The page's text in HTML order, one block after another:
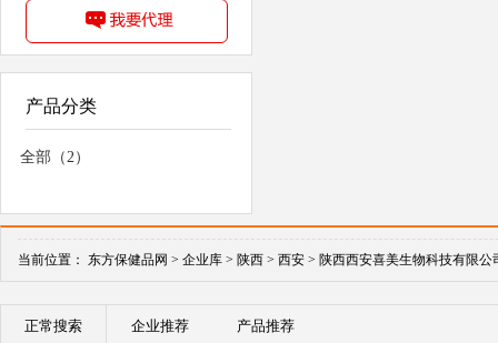
产品分类
全部（2）
当前位置： 东方保健品网 > 企业库 > 陕西 > 西安 > 陕西西安喜美生物科技有限公
正常搜索 企业推荐 产品推荐